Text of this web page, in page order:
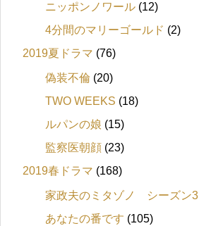
ニッポンノワール (12)
4分間のマリーゴールド (2)
2019夏ドラマ (76)
偽装不倫 (20)
TWO WEEKS (18)
ルパンの娘 (15)
監察医朝顔 (23)
2019春ドラマ (168)
家政夫のミタゾノ シーズン3
あなたの番です (105)